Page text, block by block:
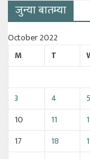
जुन्या बातम्या
October 2022
M
T
3
4 5
10
11
17
18